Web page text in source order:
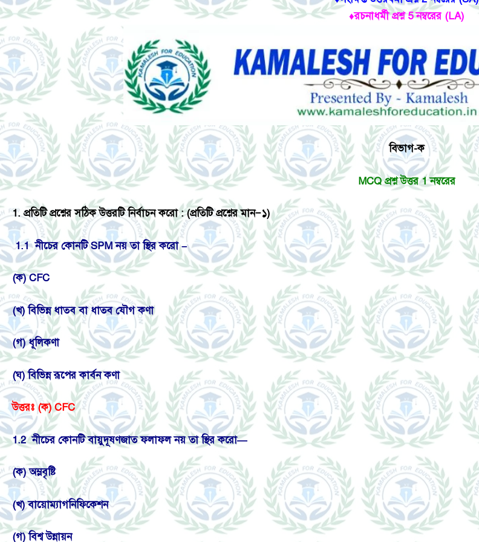
♦রচনাধর্মী প্রশ্ন 5 নম্বরের (LA)
বিভাগ-ক
MCQ প্রশ্ন উত্তর 1 নম্বরের
1. প্রতিটি প্রশ্নের সঠিক উত্তরটি নির্বাচন করো : (প্রতিটি প্রশ্নের মান−১)
1.1 নীচের কোনটি SPM নয় তা স্থির করো –
(ক) CFC
(খ) বিভিন্ন ধাতব বা ধাতব যৌগ কণা
(গ) ধূলিকণা
(ঘ) বিভিন্ন রূপের কার্বন কণা
উত্তরঃ (ক) CFC
1.2 নীচের কোনটি বায়ুদূষণজাত ফলাফল নয় তা স্থির করো—
(ক) অম্লবৃষ্টি
(খ) বায়োম্যাগনিফিকেশন
(গ) বিশ্ব উন্নায়ন